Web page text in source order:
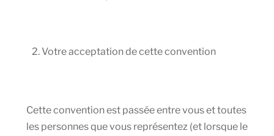
Votre acceptation de cette convention
Cette convention est passée entre vous et toutes
les personnes que vous représentez (et lorsque le